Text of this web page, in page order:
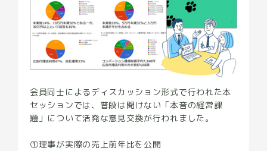
会員同士によるディスカッション形式で行われた本
セッションでは、普段は聞けない「本音の経営課
題」について活発な意見交換が行われました。
①理事が実際の売上前年比を公開